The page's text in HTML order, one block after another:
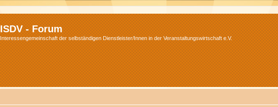
ISDV - Forum
Interessengemeinschaft der selbständigen Dienstleister/Innen in der Veranstaltungswirtschaft e.V.